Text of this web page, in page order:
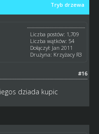
Tryb drzewa
Liczba postów: 1,709
Liczba wątków: 54
Dołączył: Jan 2011
Drużyna: Krzyżacy R3
#16
dziada kupic